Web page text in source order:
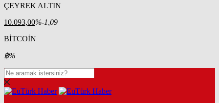
ÇEYREK ALTIN
10.093,00%-1,09
BİTCOİN
฿%